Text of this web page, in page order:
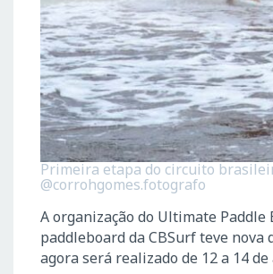
Primeira etapa do circuito
@corrohgomes.fotografo
A organização do Ultimate
paddleboard da CBSurf teve
agora será realizado de 12 a 14